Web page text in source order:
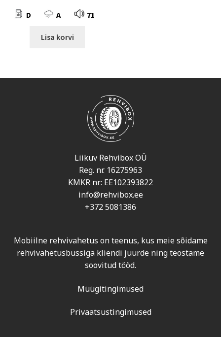
D A 71
Lisa korvi
Liikuv Rehvibox OÜ
Reg. nr. 16275963
KMKR nr: EE102393822
info@rehvibox.ee
+372 5081386
Mobiilne rehvivahetus on teenus, kus meie sõidame
rehvivahetusbussiga kliendi juurde ning teostame
soovitud tööd.
Müügitingimused
Privaatsustingimused